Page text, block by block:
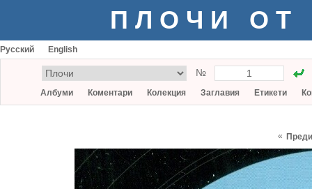
ПЛОЧИ ОТ
Русский English
№
Албуми Коментари Колекция Заглавия Етикети
«